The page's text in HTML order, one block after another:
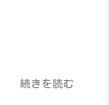
続きを読む